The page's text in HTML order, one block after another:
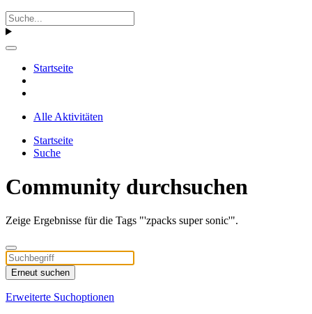
Startseite
Alle Aktivitäten
Startseite
Suche
Community durchsuchen
Zeige Ergebnisse für die Tags "'zpacks super sonic'".
Erneut suchen
Erweiterte Suchoptionen